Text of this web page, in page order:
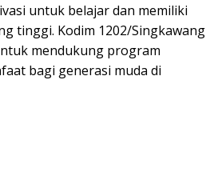
untuk belajar dan memiliki
tinggi. Kodim 1202/Singkawang
mendukung program
bagi generasi muda di